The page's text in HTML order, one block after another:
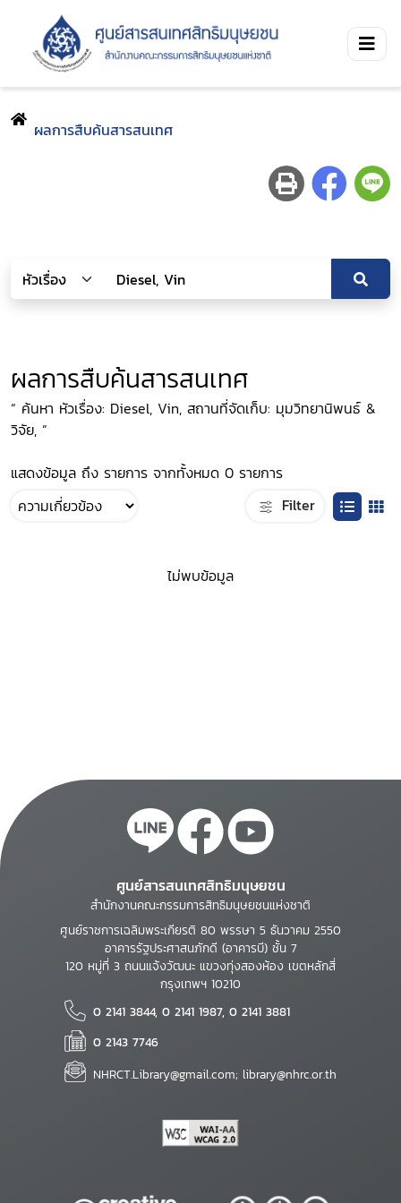
ผลการสืบค้นสารสนเทศ
ผลการสืบค้นสารสนเทศ
“ ค้นหา หัวเรื่อง: Diesel, Vin, สถานที่จัดเก็บ: มุมวิทยานิพนธ์ &
วิจัย, ”
แสดงข้อมูล ถึง รายการ จากทั้งหมด 0 รายการ
Filter
ไม่พบข้อมูล
ศูนย์สารสนเทศสิทธิมนุษยชน
สำนักงานคณะกรรมการสิทธิมนุษยชนแห่งชาติ
ศูนย์ราชการเฉลิมพระเกียรติ 80 พรรษา 5 ธันวาคม 2550
อาคารรัฐประศาสนภักดี (อาคารบี) ชั้น 7
120 หมู่ที่ 3 ถนนแจ้งวัฒนะ แขวงทุ่งสองห้อง เขตหลักสี่
กรุงเทพฯ 10210
0 2141 3844, 0 2141 1987, 0 2141 3881
0 2143 7746
NHRCT.Library@gmail.com; library@nhrc.or.th